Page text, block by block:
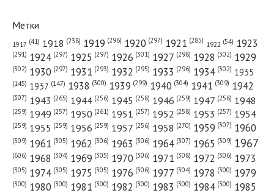
№ 154 от июля 1921 года — «Красный Север»
№ 247 от октября 1977 года — «Красный Север»
Метки
1917 (41) 1918 (238) 1919 (296) 1920 (297) 1921 (285) 1922 (54) 1923
(291) 1924 (297) 1925 (297) 1926 (301) 1927 (298) 1928 (302) 1929
(302) 1930 (297) 1931 (293) 1932 (295) 1933 (296) 1934 (302) 1935
(145) 1937 (147) 1938 (300) 1939 (299) 1940 (304) 1941 (309) 1942
(307) 1943 (265) 1944 (256) 1945 (258) 1946 (259) 1947 (258) 1948
(259) 1949 (257) 1950 (261) 1951 (257) 1952 (258) 1953 (257) 1954
(259) 1955 (259) 1956 (259) 1957 (256) 1958 (270) 1959 (307) 1960
(309) 1961 (305) 1962 (306) 1963 (306) 1964 (307) 1965 (309) 1967
(606) 1968 (304) 1969 (305) 1970 (306) 1971 (308) 1972 (306) 1973
(305) 1974 (305) 1975 (305) 1976 (306) 1977 (304) 1978 (300) 1979
(300) 1980 (300) 1981 (300) 1982 (300) 1983 (300) 1984 (300) 1985